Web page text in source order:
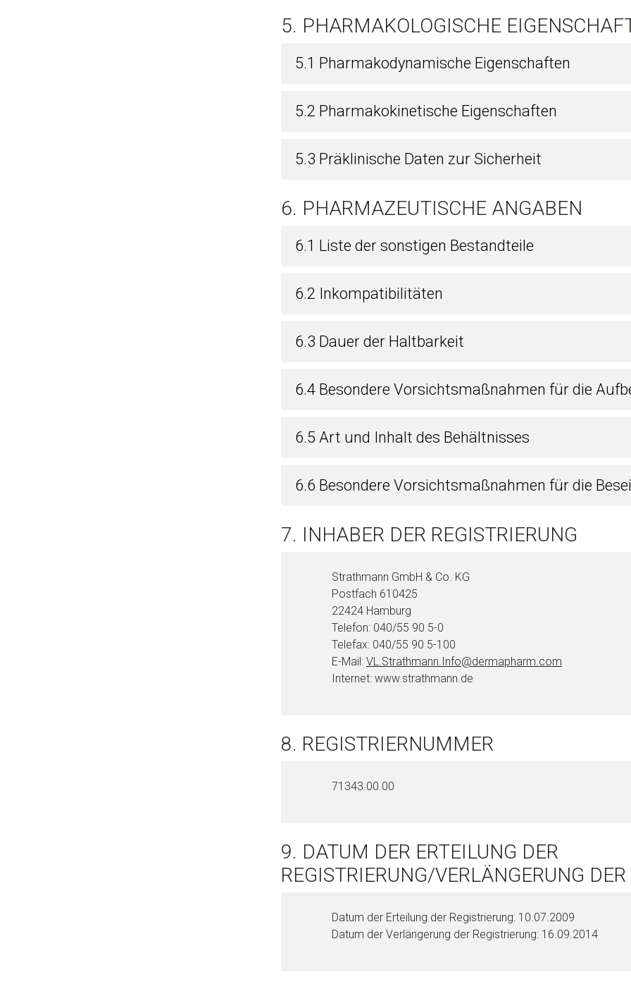
5. PHARMAKOLOGISCHE
5.1 Pharmakodynamische Eigenschaften
5.2 Pharmakokinetische Eigenschaften
5.3 Präklinische Daten zur Sicherheit
6. PHARMAZEUTISCHE ANGABEN
6.1 Liste der sonstigen Bestandteile
6.2 Inkompatibilitäten
6.3 Dauer der Haltbarkeit
6.4 Besondere Vorsichtsmaßnahmen für die
6.5 Art und Inhalt des Behältnisses
6.6 Besondere Vorsichtsmaßnahmen für die
7. INHABER DER REGISTRIERUNG
Strathmann GmbH & Co. KG
Postfach 610425
22424 Hamburg
Telefon: 040/55 90 5-0
Telefax: 040/55 90 5-100
E-Mail: VL.Strathmann.Info@dermapharm.com
Internet: www.strathmann.de
8. REGISTRIERNUMMER
71343.00.00
9. DATUM DER ERTEILUNG DER
REGISTRIERUNG/VERLÄNGERUNG
Datum der Erteilung der Registrierung: 10.07.2009
Datum der Verlängerung der Registrierung: 16.09.2014